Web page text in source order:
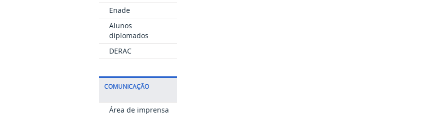
Enade
Alunos
diplomados
DERAC
COMUNICAÇÃO
Área de imprensa